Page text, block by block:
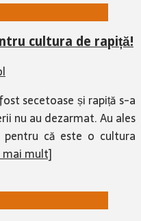
cultura de rapiță!
secetoase și rapiță s-a
nu au dezarmat. Au ales
pentru că este o cultura
mult]